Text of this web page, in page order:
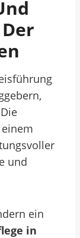
und
ein
in